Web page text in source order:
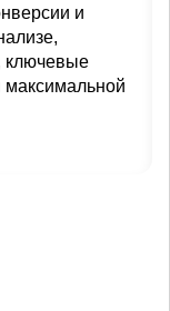
и
ключевые
максимальной